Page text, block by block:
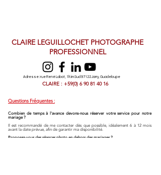
CLAIRE LEGUILLOCHET PHOTOGRAPHE
PROFESSIONNEL
Adresse : rue René Labat, 1lt.im Sud 97122 Jarry, Guadeloupe
CLAIRE : +59(0) 6 90 81 40 16
Questions Fréquentes :
Combien de temps à l'avance devons-nous réserver votre service pour notre
mariage ?
Il est recommandé de me contacter dès que possible, idéalement 6 à 12 mois
avant la date prévue, afin de garantir ma disponibilité.​
Proposez-vous des séances photo en dehors des mariages ?